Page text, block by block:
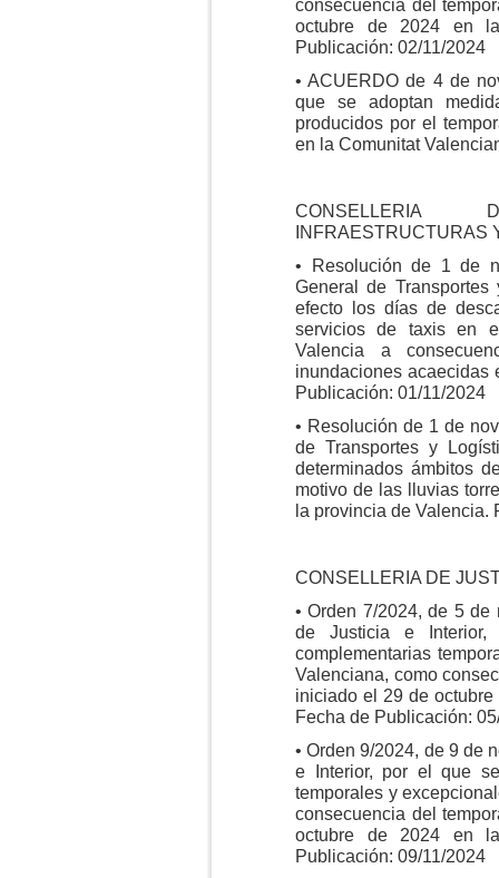
consecuencia del
octubre de 2024 en
Publicación: 02/11/2024
• ACUERDO de 4 de
que se adoptan
producidos por el
en la Comunitat
INFRAESTRUCTURAS
• Resolución de 1 de
General de
efecto los días de
servicios de taxis en
Valencia a
inundaciones acaecidas
Publicación: 01/11/2024
• Resolución de 1 de
de Transportes y
determinados ámbitos
motivo de las lluvias
la provincia de Valencia.
CONSELLERIA DE
• Orden 7/2024, de 5
de Justicia e
complementarias
Valenciana, como
iniciado el 29 de
Fecha de Publicación:
• Orden 9/2024, de 9 de
e Interior, por el que
temporales y
consecuencia del
octubre de 2024 en
Publicación: 09/11/2024